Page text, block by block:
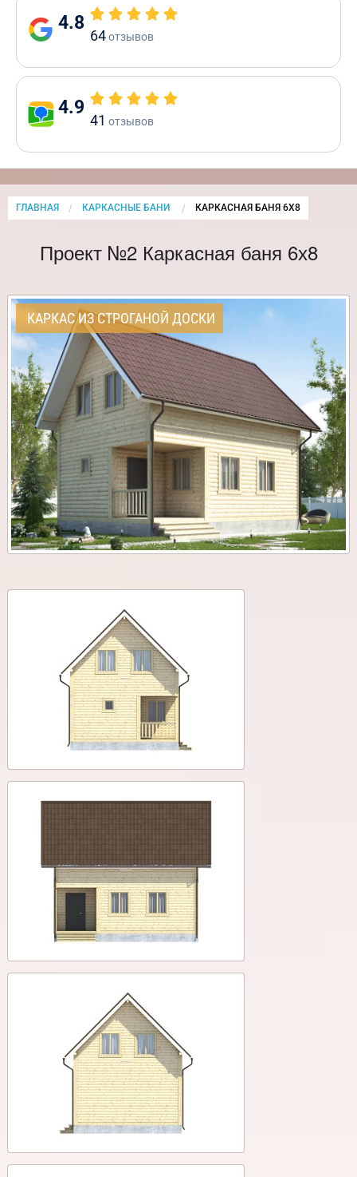
4.8
64отзывов
4.9
41 отзывов
ГЛАВНАЯ КАРКАСНЫЕ БАНИ CURRENT:
КАРКАСНАЯ БАНЯ 6Х8
Проект №2 Каркасная баня 6х8
КАРКАС ИЗ СТРОГАНОЙ ДОСКИ